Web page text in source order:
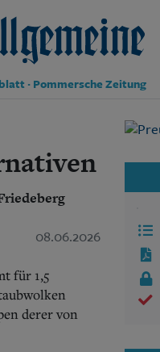
· Pommersche Zeitung
08.06.2026
für 1,5
derer von